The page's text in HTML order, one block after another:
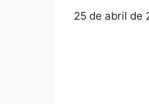
25 de abril de